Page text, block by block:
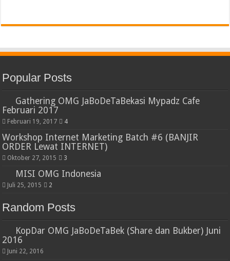
Popular Posts
Gathering OMG JaBoDeTaBekasi Mypadz Cafe
Februari 2017
Februari 19, 2017 4
Workshop Internet Marketing Batch #6 (BANJIR
ORDER Lewat INTERNET)
Oktober 27, 2015 3
MISI OMG Indonesia
Juli 25, 2015 2
Random Posts
KopDar OMG JaBoDeTaBek (Share dan Bukber) Juni
2016
Juni 22, 2016